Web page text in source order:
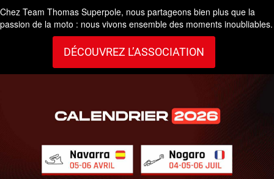
Chez Team Thomas Superpole, nous partageons bien plus que la
passion de la moto : nous vivons ensemble des moments inoubliables.
DÉCOUVREZ L’ASSOCIATION